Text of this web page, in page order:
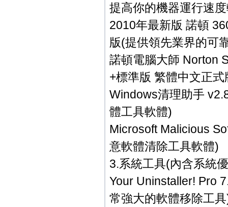
提高你的機器運行速
2010年最新版 諾頓
版(提供領先業界的可
諾頓電腦大師 Norton
+標準版 繁體中文正
Windows清理助手
體工具軟體)
Microsoft Malicious
意軟體清除工具軟體)
3.系統工具(內含系統
Your Uninstaller! Pro
常強大的軟體移除工